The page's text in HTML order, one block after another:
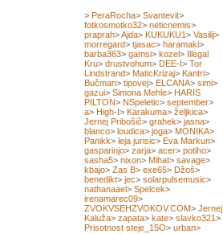
> PeraRocha> Svantevit>
fotkosmotko32> neticnemis>
praprah>Ajda> KUKUKU1> Vasilij>
morregard> tjasac> haramaki>
barba363> gamsi> kozel> Illegal
Kru> drustvohum> DEE-I> Tor
Lindstrand> MaticKrizaj> Kantri>
Bučman> tipovej> ELCANA> simi>
gazui> Simona Mehle> HARIS
PILTON> NSpeletic> september>
a> High-I> Karakuma> željkica>
Jernej Pribošič> grahek> jasna>
blanco> loudica> joga> MONIKA>
Panikk> leja jurisic> Eva Markun>
gasparinjo> zarja> acer> potiho>
sasha5> nixon> Mihat> savage>
kbajo> Zas B> exe65> Džoš>
benedikt> jec> solarpulsemusic>
nathanaael> Spelcek>
irenamarec09>
ZVOKVSEHZVOKOV.COM> Jernej
Kaluža> zapata> kate> slavko321>
Prisotnost steje_15O> urban>